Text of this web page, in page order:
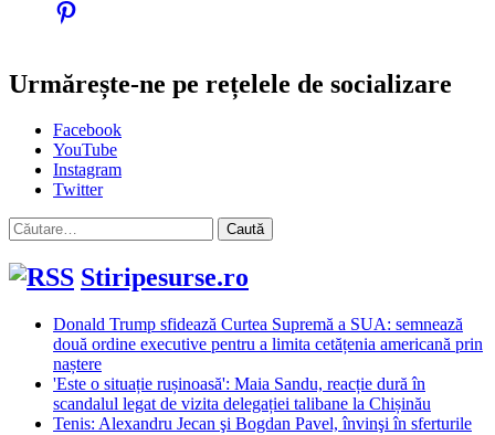
Urmărește-ne pe rețelele de socializare
Facebook
YouTube
Instagram
Twitter
Caută
după:
Stiripesurse.ro
Donald Trump sfidează Curtea Supremă a SUA: semnează
două ordine executive pentru a limita cetățenia americană prin
naștere
'Este o situație rușinoasă': Maia Sandu, reacție dură în
scandalul legat de vizita delegației talibane la Chișinău
Tenis: Alexandru Jecan şi Bogdan Pavel, învinşi în sferturile